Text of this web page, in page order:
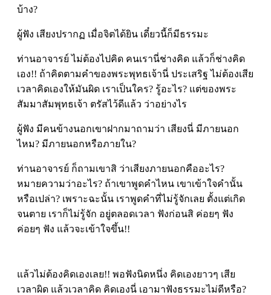
บ้าง?
ผู้ฟัง เสียงปรากฏ เมื่อจิตได้ยิน เดี๋ยวนี้ก็มีธรรมะ
ท่านอาจารย์ ไม่ต้องไปคิด คนเรานี่ช่างคิด แล้วก็ช่างคิด
เอง!! ถ้าคิดตามคำของพระพุทธเจ้านี่ ประเสริฐ ไม่ต้องเสีย
เวลาคิดเองให้มันผิด เราเป็นใคร? รู้อะไร? แต่ของพระ
สัมมาสัมพุทธเจ้า ตรัสไว้ดีแล้ว ว่าอย่างไร
ผู้ฟัง มีคนข้างนอกเขาฝากมาถามว่า เสียงนี่ มีภายนอก
ไหม? มีภายนอกหรือภายใน?
ท่านอาจารย์ ก็ถามเขาสิ ว่าเสียงภายนอกคืออะไร?
หมายความว่าอะไร? ถ้าเขาพูดคำไหน เขาเข้าใจคำนั้น
หรือเปล่า? เพราะฉะนั้น เราพูดคำที่ไม่รู้จักเลย ตั้งแต่เกิด
จนตาย เราก็ไม่รู้จัก อยู่ตลอดเวลา ฟังก่อนสิ ค่อยๆ ฟัง
ค่อยๆ ฟัง แล้วจะเข้าใจขึ้น!!
แล้วไม่ต้องคิดเองเลย!! พอฟังนิดหนึ่ง คิดเองยาวๆ เสีย
เวลาผิด แล้วเวลาคิด คิดเองนี่ เอามาฟังธรรมะไม่ดีหรือ?